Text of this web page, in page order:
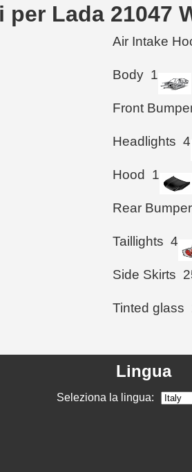
Lada 21047
Air Intake
Body 1
Front
Headlights 4
Hood 1
Rear Bumper
Taillights 4
Side Skirts
Tinted glass
Lingua
Seleziona la lingua: